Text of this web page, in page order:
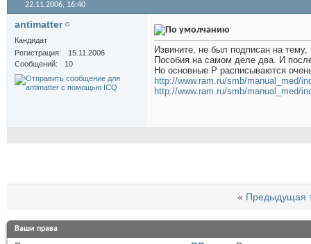
22.11.2006, 16:40
antimatter
Кандидат
Регистрация
15.11.2006
Сообщений
10
Извините, не был подписан на
Пособия на самом деле два. И
Но основные Р расписываются
http://www.ram.ru/smb/manual_med/
http://www.ram.ru/smb/manual_med/
« Предыдущая
Ваши права